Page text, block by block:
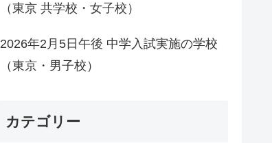
（東京 共学校・女子校）
2026年2月5日午後 中学入試実施の学校
（東京・男子校）
カテゴリー